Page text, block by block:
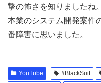
撃の怖さを知りましたね。
本業のシステム開発案件
番障害に思いました。
YouTube #BlackSuit